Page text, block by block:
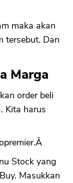
maka akan
tersebut. Dan
Marga
order beli
Kita harus
Stock yang
Masukkan